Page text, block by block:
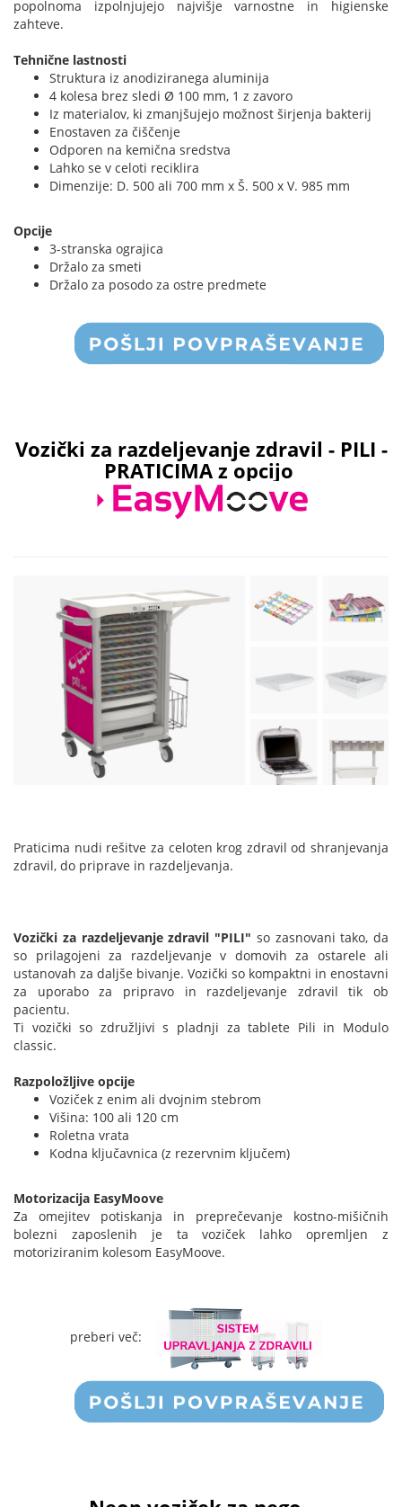
popolnoma izpolnjujejo najvišje varnostne in higienske
zahteve.
Tehnične lastnosti
Struktura iz anodiziranega aluminija
4 kolesa brez sledi Ø 100 mm, 1 z zavoro
Iz materialov, ki zmanjšujejo možnost širjenja bakterij
Enostaven za čiščenje
Odporen na kemična sredstva
Lahko se v celoti reciklira
Dimenzije: D. 500 ali 700 mm x Š. 500 x V. 985 mm
Opcije
3-stranska ograjica
Držalo za smeti
Držalo za posodo za ostre predmete
Vozički za razdeljevanje zdravil - PILI -
PRATICIMA z opcijo
Praticima nudi rešitve za celoten krog zdravil od shranjevanja
zdravil, do priprave in razdeljevanja.
Vozički za razdeljevanje zdravil "PILI" so zasnovani tako, da
so prilagojeni za razdeljevanje v domovih za ostarele ali
ustanovah za daljše bivanje. Vozički so kompaktni in enostavni
za uporabo za pripravo in razdeljevanje zdravil tik ob
pacientu.
Ti vozički so združljivi s pladnji za tablete Pili in Modulo
classic.
Razpoložljive opcije
Voziček z enim ali dvojnim stebrom
Višina: 100 ali 120 cm
Roletna vrata
Kodna ključavnica (z rezervnim ključem)
Motorizacija EasyMoove
Za omejitev potiskanja in preprečevanje kostno-mišičnih
bolezni zaposlenih je ta voziček lahko opremljen z
motoriziranim kolesom EasyMoove.
preberi več: